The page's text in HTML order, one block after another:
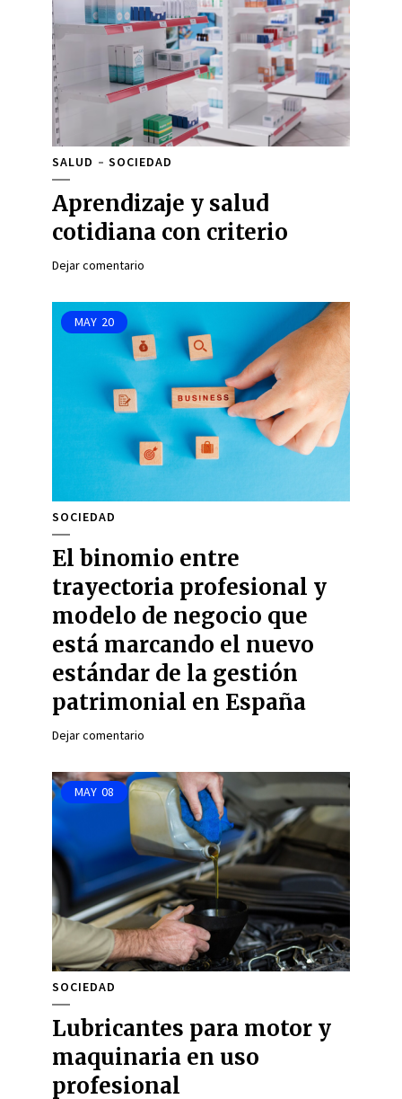
SALUD SOCIEDAD
Aprendizaje y salud
cotidiana con criterio
Dejar comentario
MAY 20
SOCIEDAD
El binomio entre
trayectoria profesional y
modelo de negocio que
está marcando el nuevo
estándar de la gestión
patrimonial en España
Dejar comentario
MAY 08
SOCIEDAD
Lubricantes para motor y
maquinaria en uso
profesional